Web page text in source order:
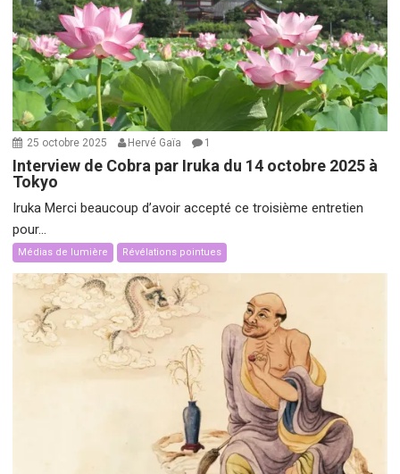
25 octobre 2025 Hervé Gaïa 1
Interview de Cobra par Iruka du 14 octobre 2025 à
Tokyo
Iruka Merci beaucoup d’avoir accepté ce troisième entretien
pour...
Médias de lumière Révélations pointues